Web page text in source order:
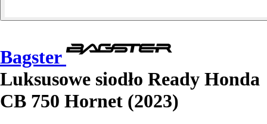
Bagster
Luksusowe siodło Ready Honda
CB 750 Hornet (2023)